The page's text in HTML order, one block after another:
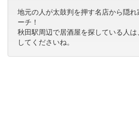
地元の人が太鼓判を押す名店から隠
ーチ！
秋田駅周辺で居酒屋を探している人
してくださいね。